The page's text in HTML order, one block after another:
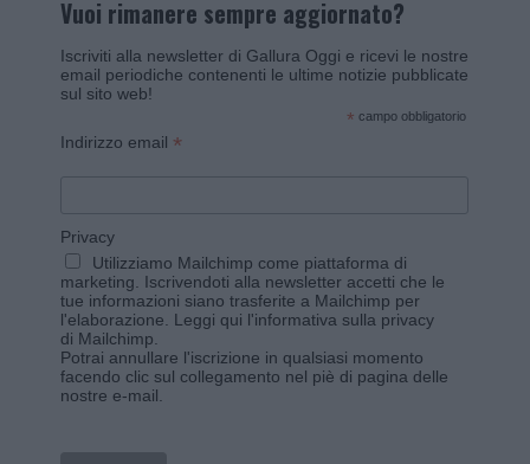
Vuoi rimanere sempre aggiornato?
Iscriviti alla newsletter di Gallura Oggi e ricevi le nostre
email periodiche contenenti le ultime notizie pubblicate
sul sito web!
* campo obbligatorio
Indirizzo email *
Privacy
Utilizziamo Mailchimp come piattaforma di
marketing. Iscrivendoti alla newsletter accetti che le
tue informazioni siano trasferite a Mailchimp per
l'elaborazione. Leggi qui l'informativa sulla privacy
di Mailchimp
Potrai annullare l'iscrizione in qualsiasi momento
facendo clic sul collegamento nel piè di pagina delle
nostre e-mail.